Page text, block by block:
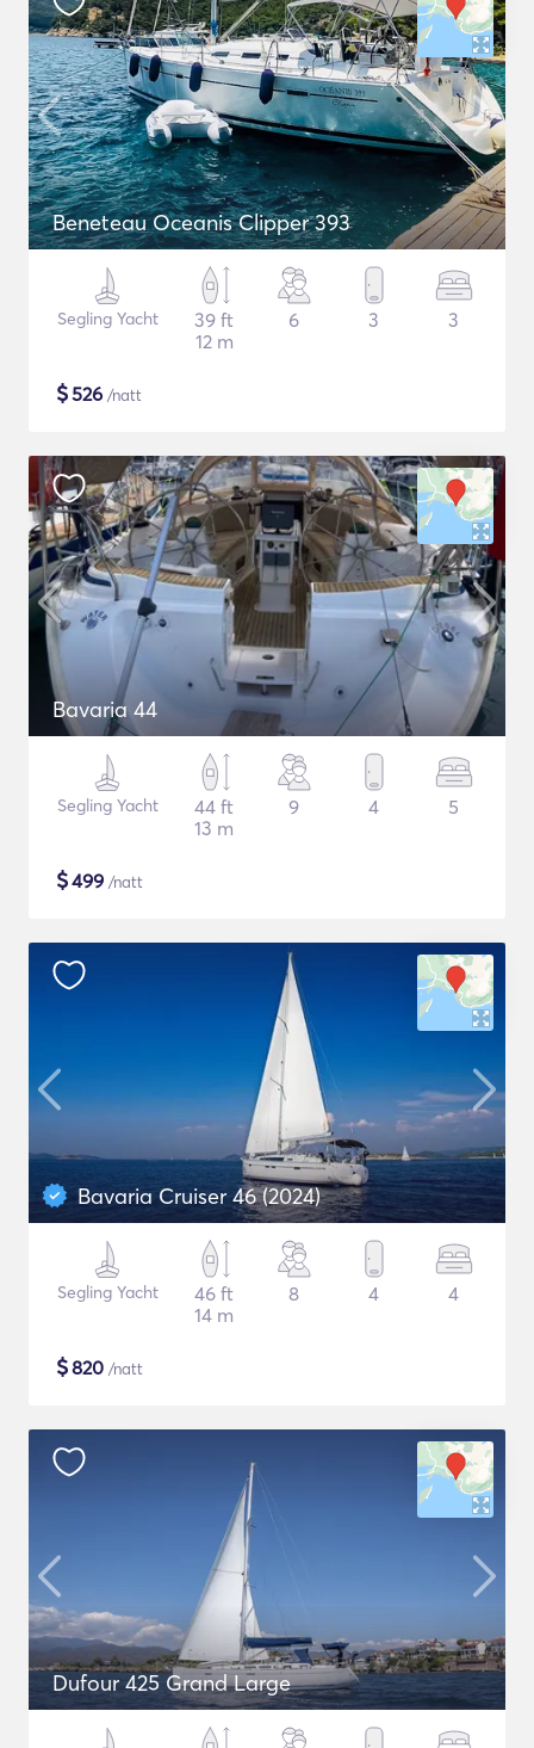
Beneteau Oceanis Clipper 393
Segling Yacht
39 ft
12 m
6 3 3
$526 /natt
Bavaria 44
Segling Yacht
44 ft
13 m
9 4 5
$499 /natt
Bavaria Cruiser 46 (2024)
Segling Yacht
46 ft
14 m
8 4 4
$820 /natt
Dufour 425 Grand Large